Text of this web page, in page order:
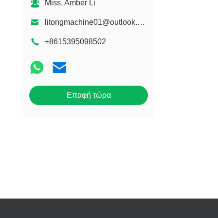
Miss. Amber Li
litongmachine01@outlook.com
+8615395098502
Επαφή τώρα